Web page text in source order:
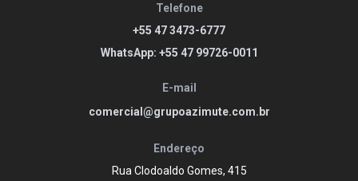
Telefone
+55 47 3473-6777
WhatsApp: +55 47 99726-0011
E-mail
comercial@grupoazimute.com.br
Endereço
Rua Clodoaldo Gomes, 415